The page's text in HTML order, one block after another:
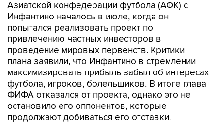
Азиатской конфедерации футбола (АФК) с
Инфантино началось в июле, когда он
попытался реализовать проект по
привлечению частных инвесторов в
проведение мировых первенств. Критики
плана заявили, что Инфантино в стремлении
максимизировать прибыль забыл об интересах
футбола, игроков, болельщиков. В итоге глава
ФИФА отказался от проекта, однако это не
остановило его оппонентов, которые
продолжают добиваться его отставки.